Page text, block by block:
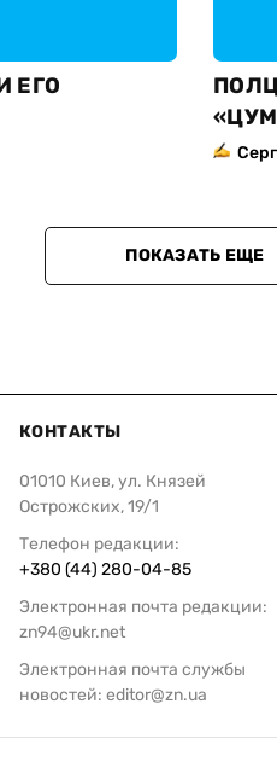
ЕГО
ПОКАЗАТЬ ЕЩЕ
КОНТАКТЫ
01010 Киев, ул. Князей
Острожских, 19/1
Телефон редакции:
+380 (44) 280-04-85
Электронная почта редакции:
zn94@ukr.net
Электронная почта службы
новостей: editor@zn.ua